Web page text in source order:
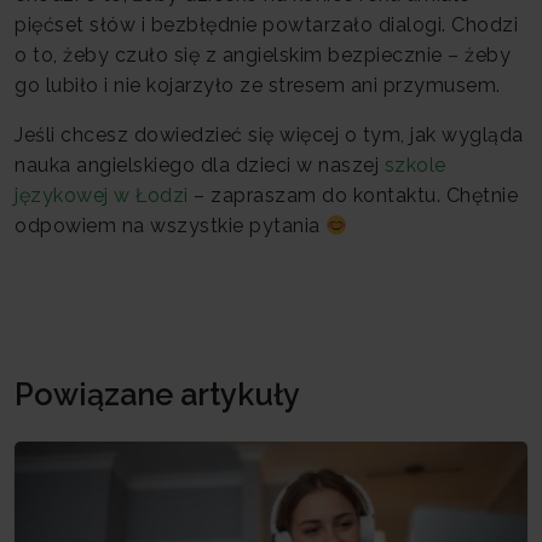
pięćset słów i bezbłędnie powtarzało dialogi. Chodzi
o to, żeby czuło się z angielskim bezpiecznie – żeby
go lubiło i nie kojarzyło ze stresem ani przymusem.
Jeśli chcesz dowiedzieć się więcej o tym, jak wygląda
nauka angielskiego dla dzieci w naszej szkole
językowej w Łodzi – zapraszam do kontaktu. Chętnie
odpowiem na wszystkie pytania
Powiązane artykuły